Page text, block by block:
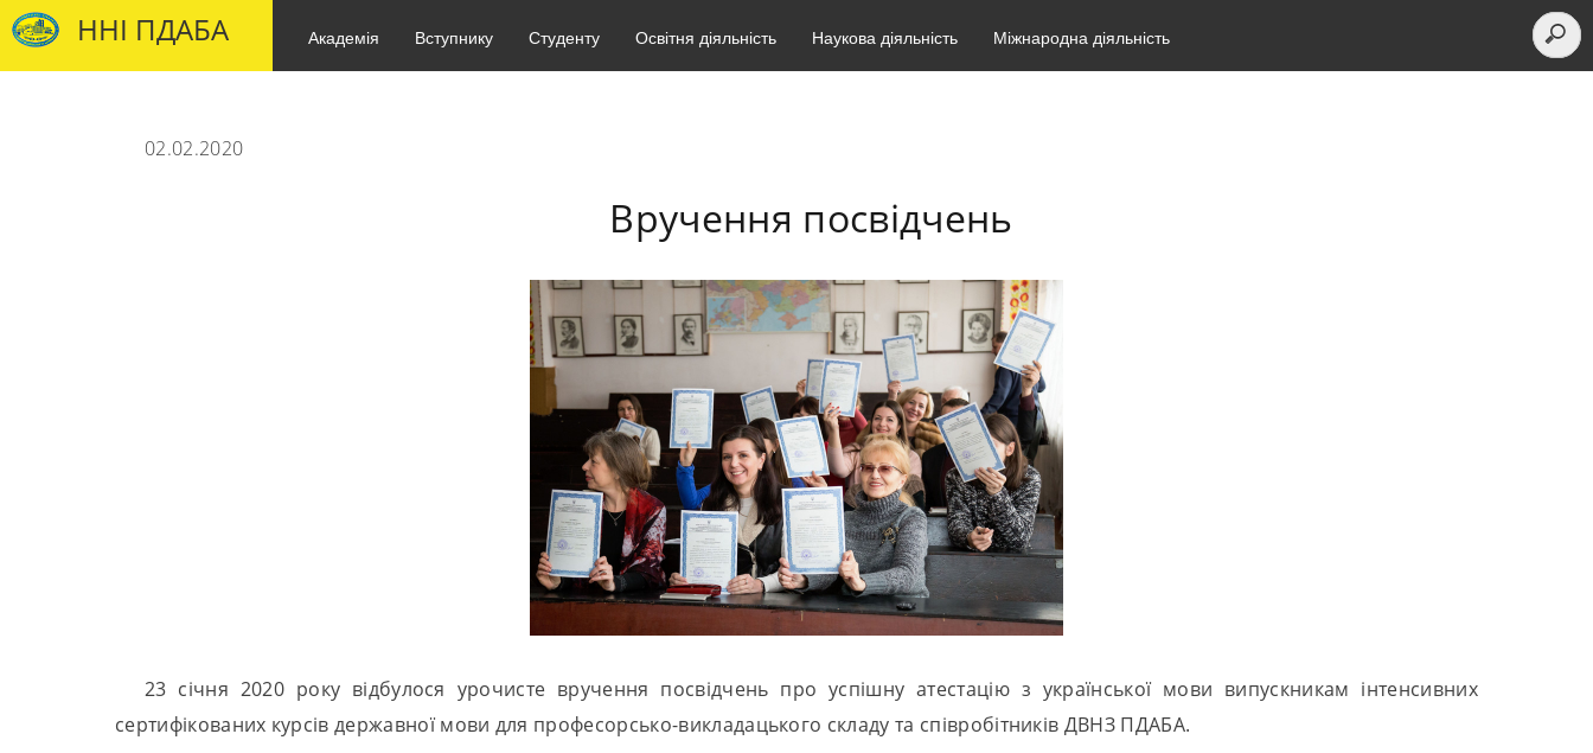
ННІ ПДАБА Академія Вступнику Студенту Освітня діяльність Наукова діяльність Міжнародна діяльність
02.02.2020
Вручення посвідчень
23 січня 2020 року відбулося урочисте вручення посвідчень про успішну атестацію з української мови випускникам інтенсивних
сертифікованих курсів державної мови для професорсько-викладацького складу та співробітників ДВНЗ ПДАБА.